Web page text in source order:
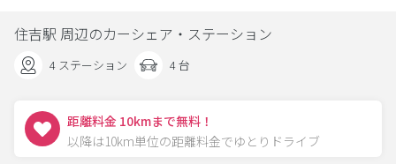
住吉駅 周辺のカーシェア・ステーション
4 ステーション 4 台
距離料金 10kmまで無料！
以降は10km単位の距離料金でゆとりドライブ